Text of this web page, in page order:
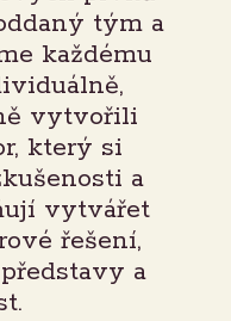
tým a
každému
vytvořili
který si
a
vytvářet
řešení,
a